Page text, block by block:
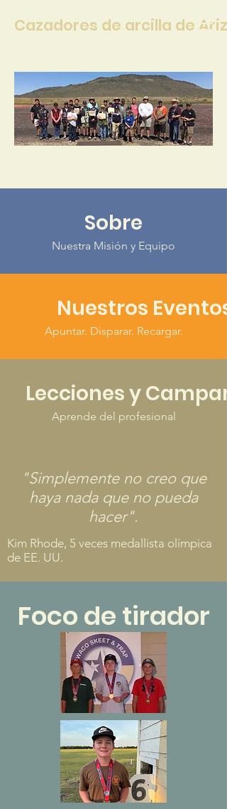
Cazadores de arcilla de
Sobre
Nuestra Misión y Equipo
Nuestros Eventos
Apuntar. Disparar. Recargar.
Lecciones y
Aprende del profesional
"Simplemente no creo que
haya nada que no pueda
hacer".
Kim Rhode, 5 veces medallista olímpica
de EE. UU.
Foco de tirador